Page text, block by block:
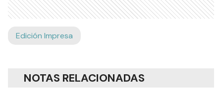
Edición Impresa
NOTAS RELACIONADAS